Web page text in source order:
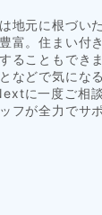
地元に根づい
富。住まい付
ることもでき
などで気にな
に一度ご相
フが全力でサ